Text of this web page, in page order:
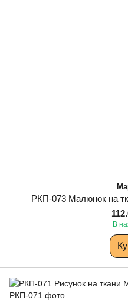
РКП-073 Малюнок на
В